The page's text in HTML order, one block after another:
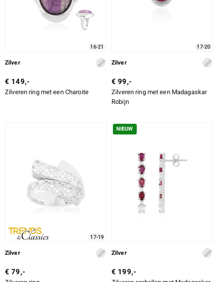
16-21
Zilver
€ 149,-
Zilveren ring met een Charoite
17-20
Zilver
€ 99,-
Zilveren ring met een Madagaskar
Robijn
17-19
Zilver
€ 79,-
NIEUW
Zilver
€ 199,-